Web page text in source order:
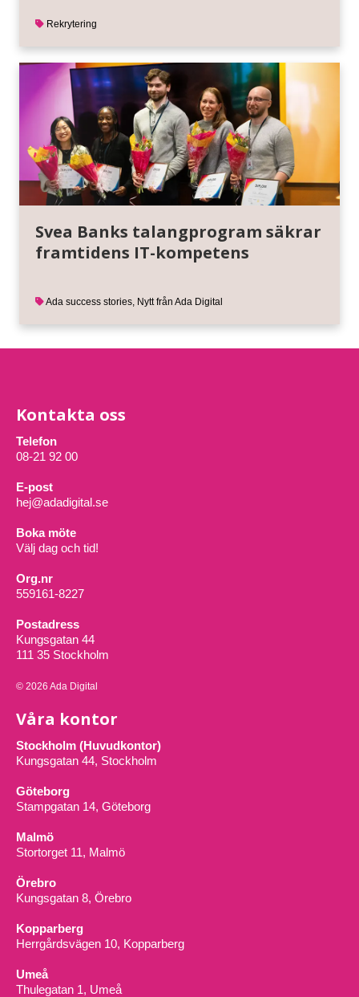
Rekrytering
Svea Banks talangprogram säkrar
framtidens IT-kompetens
Ada success stories Nytt från Ada Digital
Kontakta oss
Telefon
08-21 92 00
E-post
hej@adadigital.se
Boka möte
Välj dag och tid!
Org.nr
559161-8227
Postadress
Kungsgatan 44
111 35 Stockholm
© 2026 Ada Digital
Våra kontor
Stockholm (Huvudkontor)
Kungsgatan 44, Stockholm
Göteborg
Stampgatan 14, Göteborg
Malmö
Stortorget 11, Malmö
Örebro
Kungsgatan 8, Örebro
Kopparberg
Herrgårdsvägen 10, Kopparberg
Umeå
Thulegatan 1, Umeå